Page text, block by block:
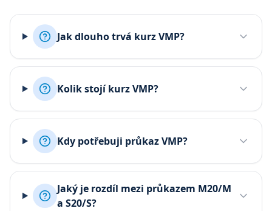
Jak dlouho trvá kurz VMP?
Kolik stojí kurz VMP?
Kdy potřebuji průkaz VMP?
Jaký je rozdíl mezi průkazem M20/M
a S20/S?